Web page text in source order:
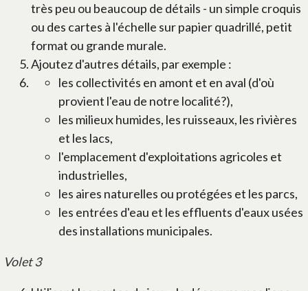
très peu ou beaucoup de détails - un simple croquis
ou des cartes à l'échelle sur papier quadrillé, petit
format ou grande murale.
Ajoutez d'autres détails, par exemple :
les collectivités en amont et en aval (d'où
provient l'eau de notre localité?),
les milieux humides, les ruisseaux, les rivières
et les lacs,
l'emplacement d'exploitations agricoles et
industrielles,
les aires naturelles ou protégées et les parcs,
les entrées d'eau et les effluents d'eaux usées
des installations municipales.
Volet 3